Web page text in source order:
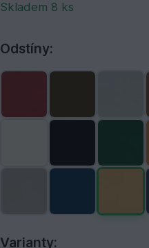
Skladem 8 ks
Odstíny:
Varianty: